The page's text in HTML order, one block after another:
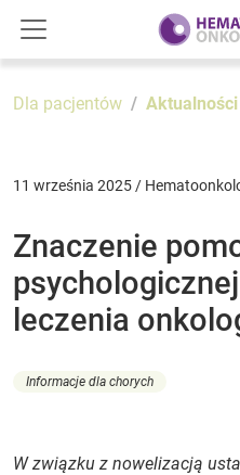
Dla pacjentów Aktualności
11 września 2025 /
Znaczenie
leczenia
Informacje dla chorych
W związku z nowelizacją